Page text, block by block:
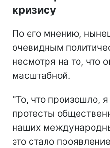
кризису
По его мнению,
очевидным
несмотря на то, что
масштабной.
"То, что произошло,
протесты
наших
это стало